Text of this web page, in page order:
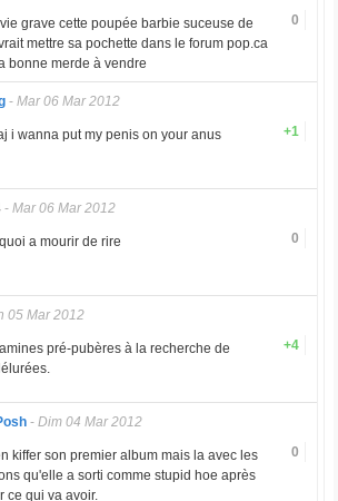
0
grave cette poupée barbie suceuse de
mettre sa pochette dans le forum pop.ca
bonne merde à vendre
- Mar 06 Mar 2012
+1
i wanna put my penis on your anus
- Mar 06 Mar 2012
0
a mourir de rire
05 Mar 2012
+4
pré-pubères à la recherche de
- Dim 04 Mar 2012
0
kiffer son premier album mais la avec les
qu'elle a sorti comme stupid hoe après
ce qui va avoir.